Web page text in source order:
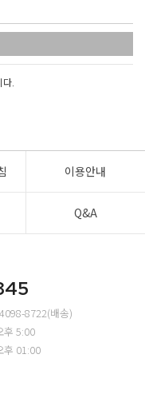
다.
이용안내
Q&A
8722(배송)
후 5:00
후 01:00